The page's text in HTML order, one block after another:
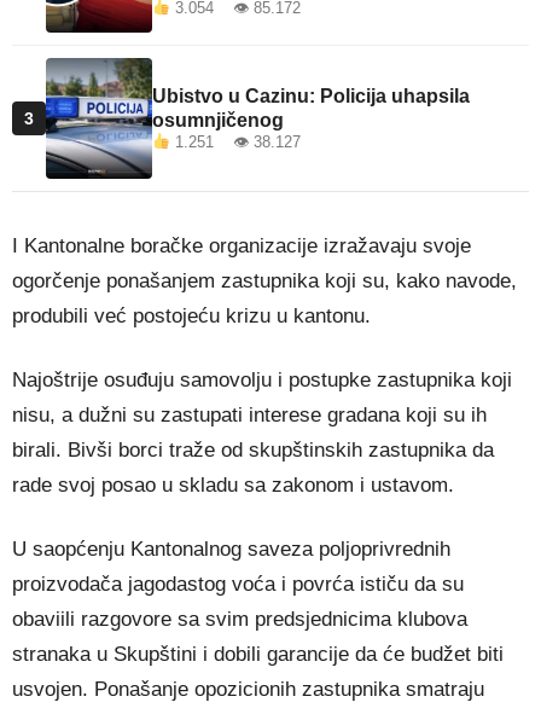
3.054 👁 85.172
3
Ubistvo u Cazinu: Policija uhapsila
osumnjičenog
1.251 👁 38.127
I Kantonalne boračke organizacije izražavaju svoje
ogorčenje ponašanjem zastupnika koji su, kako navode,
produbili već postojeću krizu u kantonu.
Najoštrije osuđuju samovolju i postupke zastupnika koji
nisu, a dužni su zastupati interese gradana koji su ih
birali. Bivši borci traže od skupštinskih zastupnika da
rade svoj posao u skladu sa zakonom i ustavom.
U saopćenju Kantonalnog saveza poljoprivrednih
proizvodača jagodastog voća i povrća ističu da su
obaviili razgovore sa svim predsjednicima klubova
stranaka u Skupštini i dobili garancije da će budžet biti
usvojen. Ponašanje opozicionih zastupnika smatraju